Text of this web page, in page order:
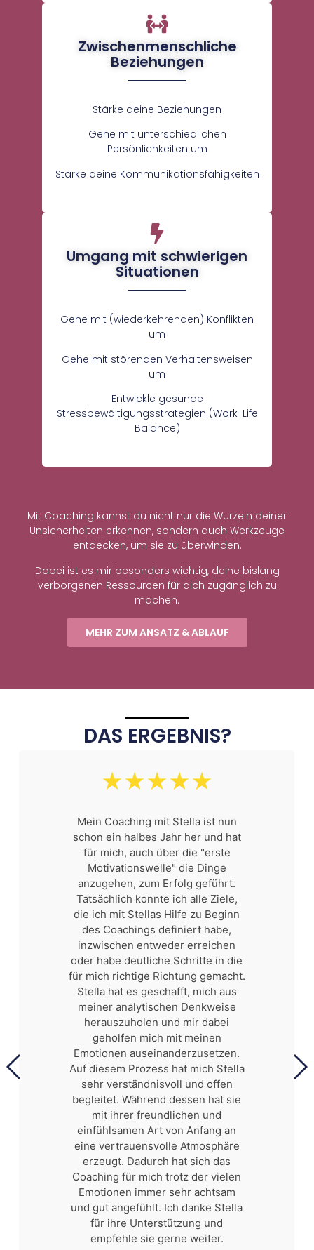
Zwischenmenschliche
Beziehungen
Stärke deine Beziehungen
Gehe mit unterschiedlichen
Persönlichkeiten um
Stärke deine Kommunikationsfähigkeiten
Umgang mit schwierigen
Situationen
Gehe mit (wiederkehrenden) Konflikten
um
Gehe mit störenden Verhaltensweisen
um
Entwickle gesunde
Stressbewältigungsstrategien (Work-Life
Balance)
Mit Coaching kannst du nicht nur die Wurzeln deiner
Unsicherheiten erkennen, sondern auch Werkzeuge
entdecken, um sie zu überwinden.
Dabei ist es mir besonders wichtig, deine bislang
verborgenen Ressourcen für dich zugänglich zu
machen.
MEHR ZUM ANSATZ & ABLAUF
DAS ERGEBNIS?
☆☆☆☆☆
Mein Coaching mit Stella ist nun
schon ein halbes Jahr her und hat
für mich, auch über die "erste
Motivationswelle" die Dinge
anzugehen, zum Erfolg geführt.
Tatsächlich konnte ich alle Ziele,
die ich mit Stellas Hilfe zu Beginn
des Coachings definiert habe,
inzwischen entweder erreichen
oder habe deutliche Schritte in die
für mich richtige Richtung gemacht.
Stella hat es geschafft, mich aus
meiner analytischen Denkweise
herauszuholen und mir dabei
geholfen mich mit meinen
Emotionen auseinanderzusetzen.
Auf diesem Prozess hat mich Stella
sehr verständnisvoll und offen
begleitet. Während dessen hat sie
mit ihrer freundlichen und
einfühlsamen Art von Anfang an
eine vertrauensvolle Atmosphäre
erzeugt. Dadurch hat sich das
Coaching für mich trotz der vielen
Emotionen immer sehr achtsam
und gut angefühlt. Ich danke Stella
für ihre Unterstützung und
empfehle sie gerne weiter.